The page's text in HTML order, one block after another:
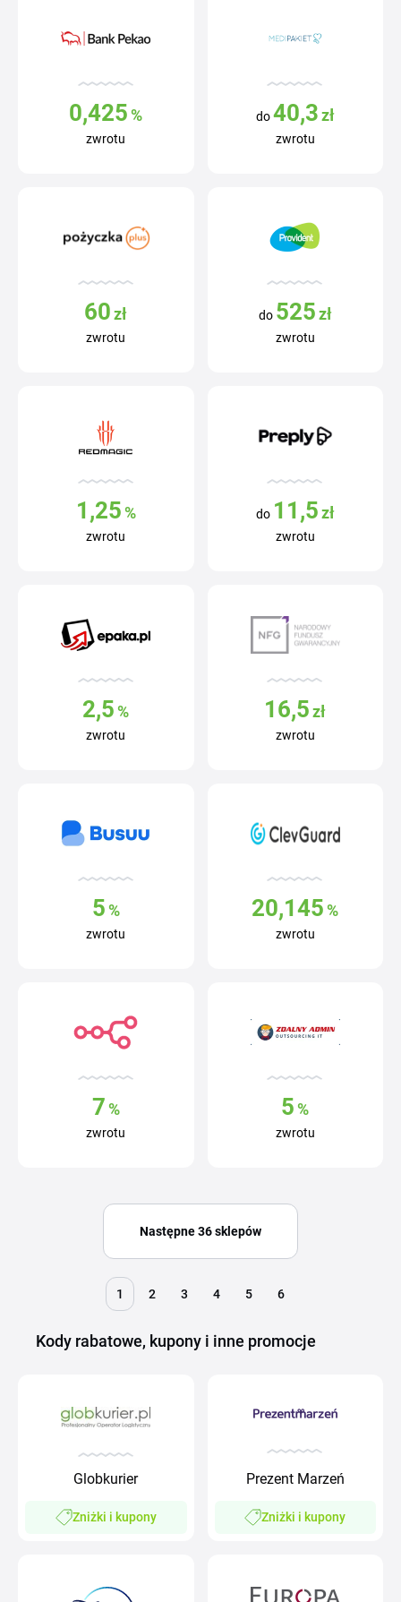
0,425 %
zwrotu
do 40,3zł
zwrotu
60 zł
zwrotu
do 525zł
zwrotu
1,25%
zwrotu
do 11,5zł
zwrotu
2,5 %
zwrotu
16,5 zł
zwrotu
5%
zwrotu
20,145 %
zwrotu
7%
zwrotu
5 %
zwrotu
Następne 36 sklepów
1 2 3 4 5 6
Kody rabatowe, kupony i inne promocje
Globkurier
Zniżki i kupony
Prezent Marzeń
Zniżki i kupony